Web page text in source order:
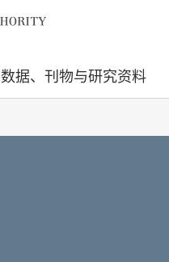
数据、刊物与研究资料